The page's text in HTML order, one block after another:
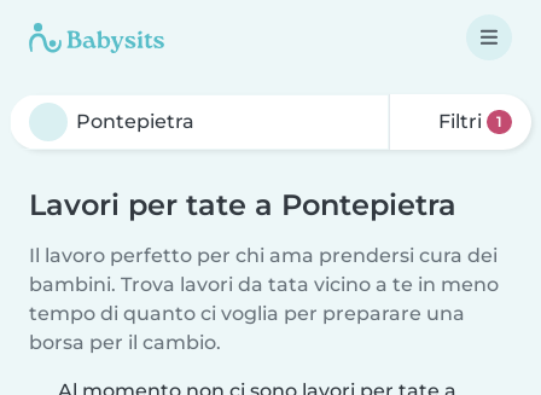
Filtri 1
Lavori per tate a Pontepietra
Il lavoro perfetto per chi ama prendersi cura dei
bambini. Trova lavori da tata vicino a te in meno
tempo di quanto ci voglia per preparare una
borsa per il cambio.